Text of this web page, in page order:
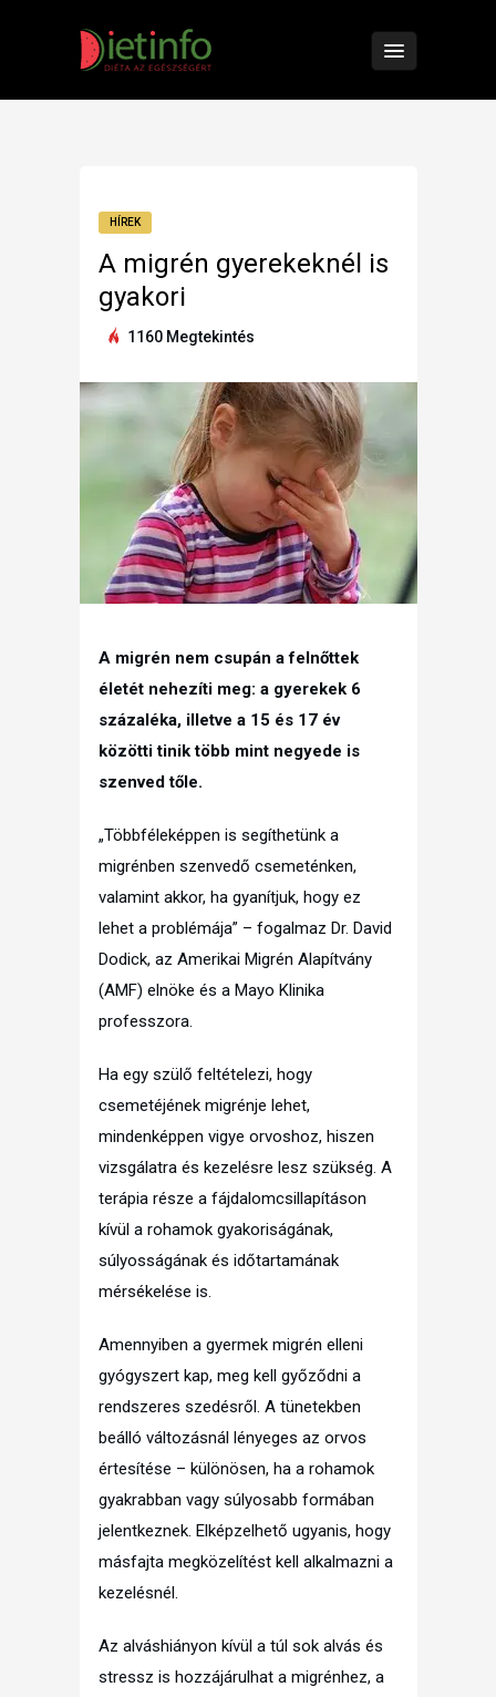
HÍREK
A migrén gyerekeknél is
gyakori
1160 Megtekintés
A migrén nem csupán a felnőttek
életét nehezíti meg: a gyerekek 6
százaléka, illetve a 15 és 17 év
közötti tinik több mint negyede is
szenved tőle.
„Többféleképpen is segíthetünk a
migrénben szenvedő csemeténken,
valamint akkor, ha gyanítjuk, hogy ez
lehet a problémája” – fogalmaz Dr. David
Dodick, az Amerikai Migrén Alapítvány
(AMF) elnöke és a Mayo Klinika
professzora.
Ha egy szülő feltételezi, hogy
csemetéjének migrénje lehet,
mindenképpen vigye orvoshoz, hiszen
vizsgálatra és kezelésre lesz szükség. A
terápia része a fájdalomcsillapításon
kívül a rohamok gyakoriságának,
súlyosságának és időtartamának
mérsékelése is.
Amennyiben a gyermek migrén elleni
gyógyszert kap, meg kell győződni a
rendszeres szedésről. A tünetekben
beálló változásnál lényeges az orvos
értesítése – különösen, ha a rohamok
gyakrabban vagy súlyosabb formában
jelentkeznek. Elképzelhető ugyanis, hogy
másfajta megközelítést kell alkalmazni a
kezelésnél.
Az alváshiányon kívül a túl sok alvás és
stressz is hozzájárulhat a migrénhez, a